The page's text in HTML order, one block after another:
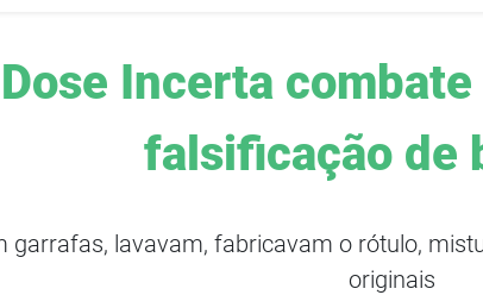
Incerta
falsificação de
garrafas, lavavam, fabricavam o rótulo,
originais